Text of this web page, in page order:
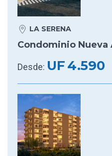
LA SERENA
Condominio Nueva
Desde: UF4.590